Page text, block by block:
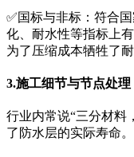
✅国标与非标：符合
化、耐水性等指标上
为了压缩成本牺牲了
3.施工细节与节点处理
行业内常说“三分材料
了防水层的实际寿命。